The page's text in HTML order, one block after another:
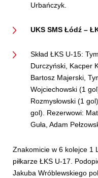
Urbańczyk.
UKS SMS Łódź –
Skład ŁKS U-15:
Durczyński, Kacper
Bartosz Majerski,
Wojciechowski (1
Rozmysłowski (1
gol). Rezerwowi:
Guła, Adam
Znakomicie w 6 kolejce 1
piłkarze ŁKS U-17.
Jakuba Wróblewskiego